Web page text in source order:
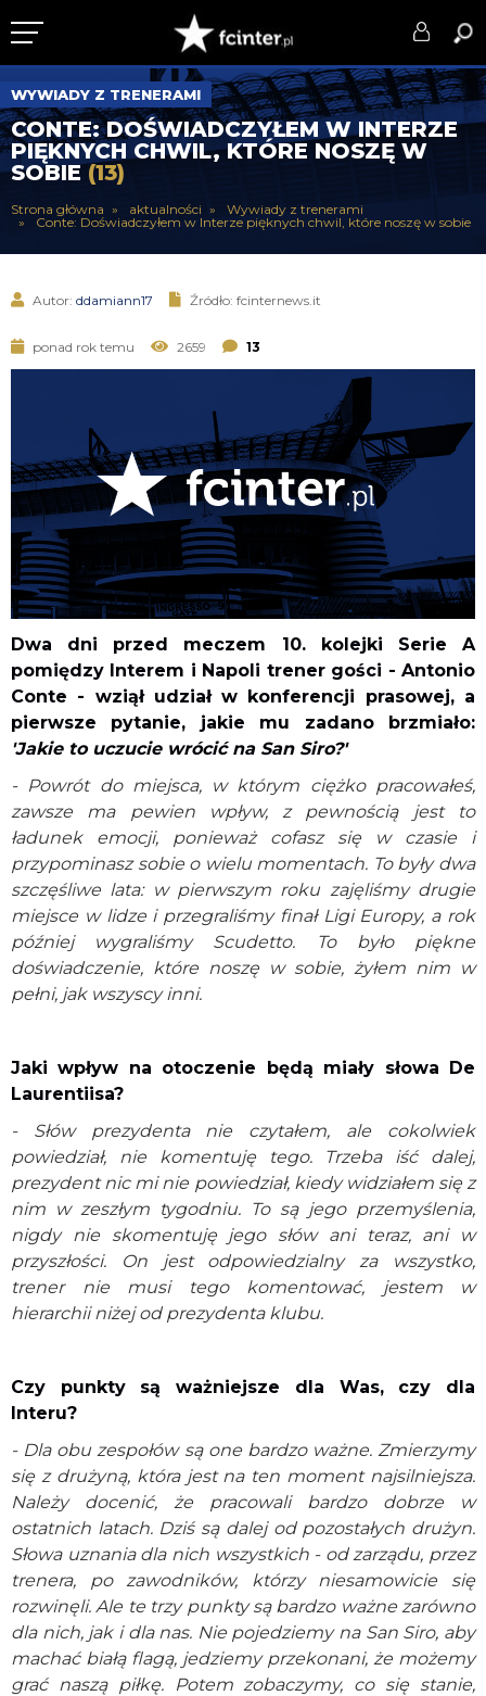
KLUB
DRUŻYNA
SERIE A
PUCHARY
WYWIADY Z TRENERAMI
CONTE: DOŚWIADCZYŁEM W INTERZE
PIĘKNYCH CHWIL, KTÓRE NOSZĘ W
SOBIE(13)
Strona główna aktualności
Wywiady z trenerami
Conte: Doświadczyłem w Interze pięknych chwil, które noszę w sobie
Autor: ddamiann17 Źródło: fcinternews.it
ponad rok temu 2659 13
Dwa dni przed meczem 10. kolejki Serie A
pomiędzy Interem i Napoli trener gości - Antonio
Conte - wziął udział w konferencji prasowej, a
pierwsze pytanie, jakie mu zadano brzmiało:
'Jakie to uczucie wrócić na San Siro?'
- Powrót do miejsca, w którym ciężko pracowałeś,
zawsze ma pewien wpływ, z pewnością jest to
ładunek emocji, ponieważ cofasz się w czasie i
przypominasz sobie o wielu momentach. To były dwa
szczęśliwe lata: w pierwszym roku zajęliśmy drugie
miejsce w lidze i przegraliśmy finał Ligi Europy, a rok
później wygraliśmy Scudetto. To było piękne
doświadczenie, które noszę w sobie, żyłem nim w
pełni, jak wszyscy inni.
Jaki wpływ na otoczenie będą miały słowa De
Laurentiisa?
- Słów prezydenta nie czytałem, ale cokolwiek
powiedział, nie komentuję tego. Trzeba iść dalej,
prezydent nic mi nie powiedział, kiedy widziałem się z
nim w zeszłym tygodniu. To są jego przemyślenia,
nigdy nie skomentuję jego słów ani teraz, ani w
przyszłości. On jest odpowiedzialny za wszystko,
trener nie musi tego komentować, jestem w
hierarchii niżej od prezydenta klubu.
Czy punkty są ważniejsze dla Was, czy dla
Interu?
- Dla obu zespołów są one bardzo ważne. Zmierzymy
się z drużyną, która jest na ten moment najsilniejsza.
Należy docenić, że pracowali bardzo dobrze w
ostatnich latach. Dziś są dalej od pozostałych drużyn.
Słowa uznania dla nich wszystkich - od zarządu, przez
trenera, po zawodników, którzy niesamowicie się
rozwinęli. Ale te trzy punkty są bardzo ważne zarówno
dla nich, jak i dla nas. Nie pojedziemy na San Siro, aby
machać białą flagą, jedziemy przekonani, że możemy
grać naszą piłkę. Potem zobaczymy, co się stanie,